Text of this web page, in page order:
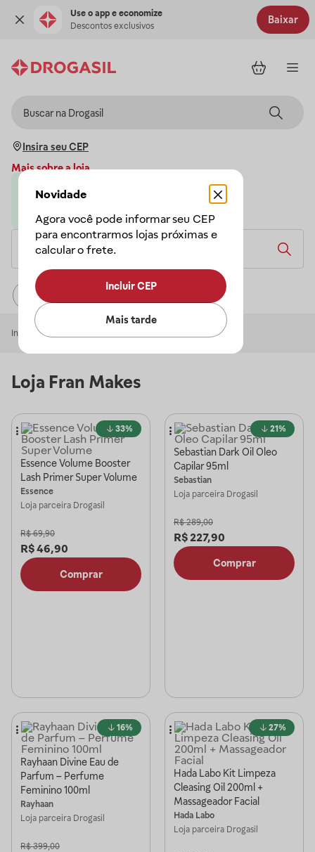
Use o app e economize
Descontos exclusivos
Baixar
Insira seu CEP
Novidade
Agora você pode informar seu CEP
para encontrarmos lojas próximas e
calcular o frete.
Incluir CEP
Mais tarde
Mais sobre a loja
Loja parceira da Drogasil
Início Fran Makes
Loja Fran Makes
33%
Essence Volume Booster
Lash Primer Super Volume
Essence
Loja parceira Drogasil
R$ 69,90
R$46,90
Comprar
21%
Sebastian Dark Oil Oleo
Capilar 95ml
Sebastian
Loja parceira Drogasil
R$ 289,00
R$ 227,90
Comprar
16%
Rayhaan Divine Eau de
Parfum – Perfume
Feminino 100ml
Rayhaan
Loja parceira Drogasil
R$ 399,00
27%
Hada Labo Kit Limpeza
Cleasing Oil 200ml +
Massageador Facial
Hada Labo
Loja parceira Drogasil